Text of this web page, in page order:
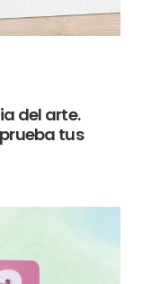
del arte.
tus